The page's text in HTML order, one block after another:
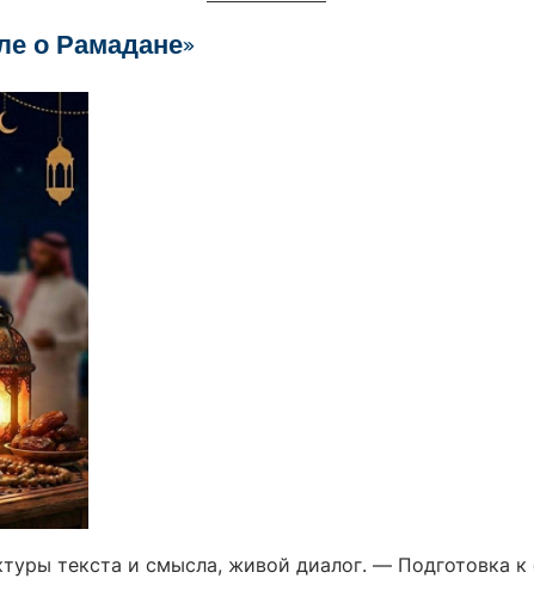
о Рамадане»
текста и смысла, живой диалог. —